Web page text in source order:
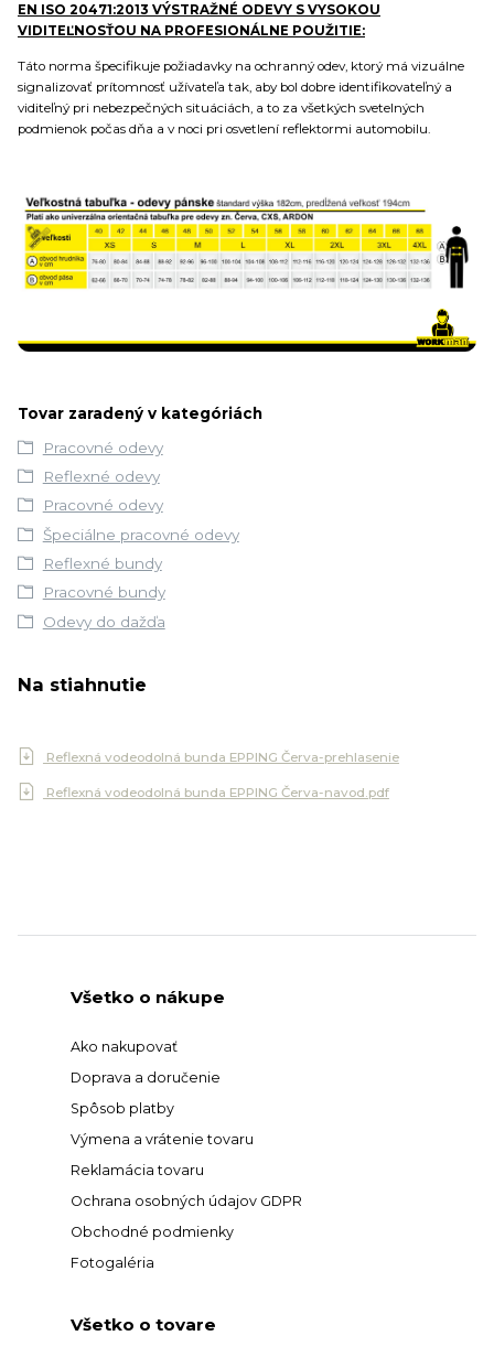
EN ISO 20471:2013 VÝSTRAŽNÉ ODEVY S VYSOKOU
VIDITEĽNOSŤOU NA PROFESIONÁLNE POUŽITIE:
Táto norma špecifikuje požiadavky na ochranný odev, ktorý má vizuálne
signalizovať prítomnosť užívateľa tak, aby bol dobre identifikovateľný a
viditeľný pri nebezpečných situáciách, a to za všetkých svetelných
podmienok počas dňa a v noci pri osvetlení reflektormi automobilu.
Tovar zaradený v kategóriách
Pracovné odevy
Reflexné odevy
Pracovné odevy
Špeciálne pracovné odevy
Reflexné bundy
Pracovné bundy
Odevy do dažďa
Na stiahnutie
Reflexná vodeodolná bunda EPPING Červa-prehlasenie
Reflexná vodeodolná bunda EPPING Červa-navod.pdf
Všetko o nákupe
Ako nakupovať
Doprava a doručenie
Spôsob platby
Výmena a vrátenie tovaru
Reklamácia tovaru
Ochrana osobných údajov GDPR
Obchodné podmienky
Fotogaléria
Všetko o tovare